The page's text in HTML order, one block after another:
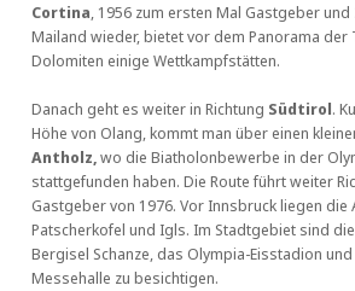
Cortina, 1956 zum ersten Mal Gastgeber
Mailand wieder, bietet vor dem Panorama der
Dolomiten einige Wettkampfstätten.
Danach geht es weiter in Richtung Südtirol.
Höhe von Olang, kommt man über einen
Antholz,wo die Biatholonbewerbe in der
stattgefunden haben. Die Route führt weiter
Gastgeber von 1976. Vor Innsbruck liegen die
Patscherkofel und Igls. Im Stadtgebiet sind
Bergisel Schanze, das Olympia-Eisstadion
Messehalle zu besichtigen.